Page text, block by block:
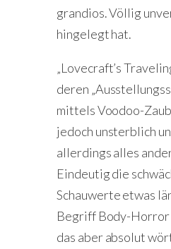
grandios. Völlig
hingelegt hat.
„Lovecraft’s
deren
mittels Voodoo-
jedoch unsterblich
allerdings alles
Eindeutig die
Schauwerte etwas
Begriff Body-Horror
das aber absolut